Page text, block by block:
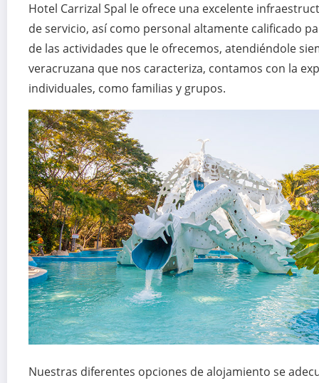
Hotel Carrizal Spal le ofrece una excelente
de servicio, así como personal altamente calificado
de las actividades que le ofrecemos, atendiéndole
veracruzana que nos caracteriza, contamos con la
individuales, como familias y grupos.
Nuestras diferentes opciones de alojamiento se